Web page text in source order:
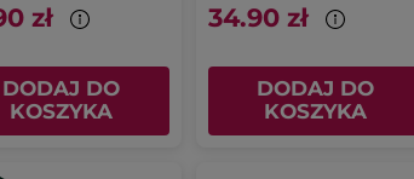
zł
DODAJ DO
KOSZYKA
34.90 zł
DODAJ DO
KOSZYKA